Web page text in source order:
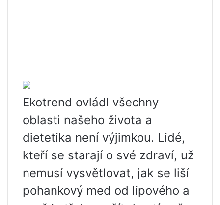
Ekotrend ovládl všechny
oblasti našeho života a
dietetika není výjimkou. Lidé,
kteří se starají o své zdraví, už
nemusí vysvětlovat, jak se liší
pohankový med od lipového a